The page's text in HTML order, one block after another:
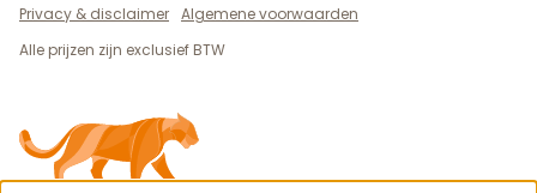
Privacy & disclaimer Algemene voorwaarden
Alle prijzen zijn exclusief BTW